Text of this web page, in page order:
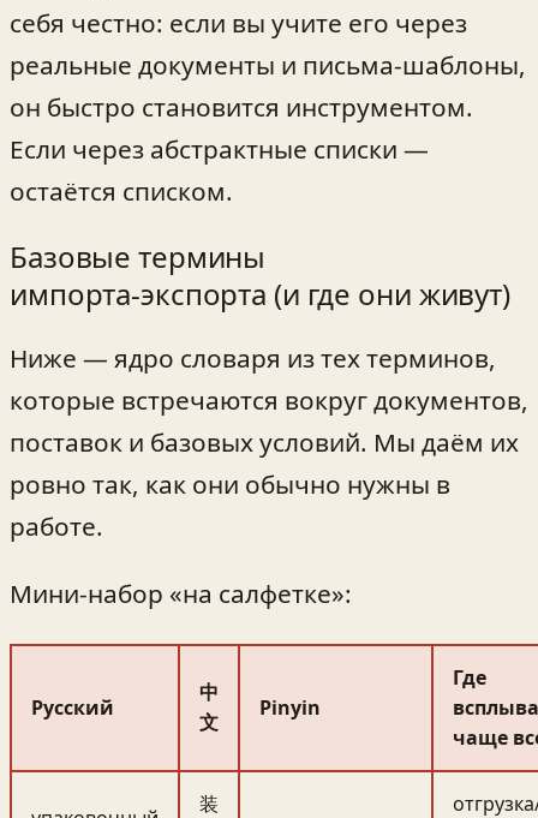
себя честно: если вы учите его через
реальные документы и письма‑шаблоны,
он быстро становится инструментом.
Если через абстрактные списки —
остаётся списком.
Базовые термины
импорта‑экспорта (и где они живут)
Ниже — ядро словаря из тех терминов,
которые встречаются вокруг документов,
поставок и базовых условий. Мы даём их
ровно так, как они обычно нужны в
работе.
Мини-набор «на салфетке»:
Русский
中
文
Pinyin
Где
чаще
装